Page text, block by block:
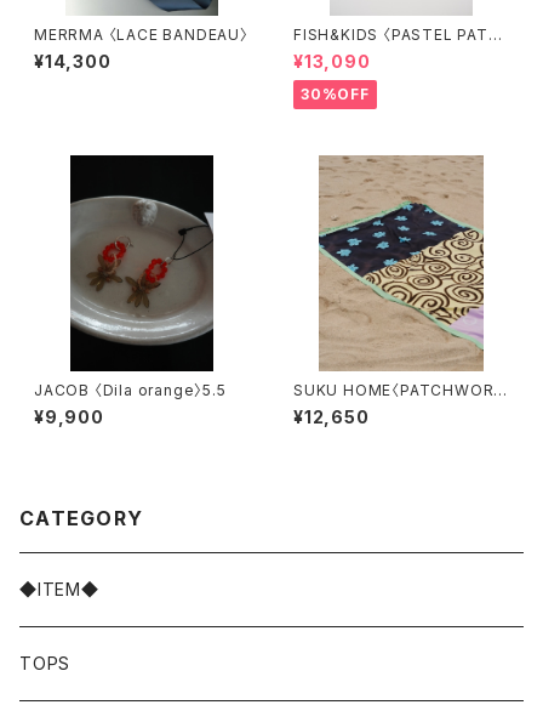
MERRMA 〈LACE BANDEAU〉
¥14,300
FISH&KIDS 〈PASTEL PATC
HWORK DRESS〉
¥13,090
30%OFF
JACOB 〈Dila orange〉5.5
¥9,900
SUKU HOME〈PATCHWORK
BEACH SARONG〉
¥12,650
CATEGORY
◆ITEM◆
TOPS